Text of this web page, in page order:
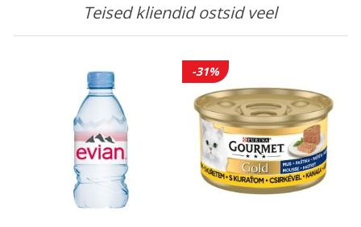
Teised kliendid ostsid veel
-31%